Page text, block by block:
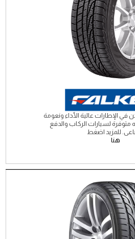
الإطارات عالية الأداء ونعومة
متوفرة لسيارات الركاب والدفع
هنا